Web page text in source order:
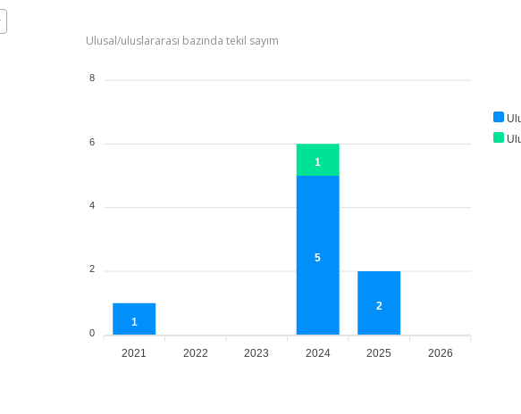
Ulusal/uluslararası bazında tekil sayım
2021 2022 2023 2024 2025 2026
1
5
2
1
8
6
4
2
0